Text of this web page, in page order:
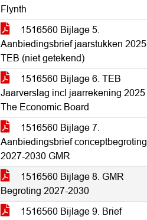
Flynth
1516560 Bijlage 5.
Aanbiedingsbrief jaarstukken 2025
TEB (niet getekend)
1516560 Bijlage 6. TEB
Jaarverslag incl jaarrekening 2025
The Economic Board
1516560 Bijlage 7.
Aanbiedingsbrief conceptbegroting
2027-2030 GMR
1516560 Bijlage 8. GMR
Begroting 2027-2030
1516560 Bijlage 9. Brief